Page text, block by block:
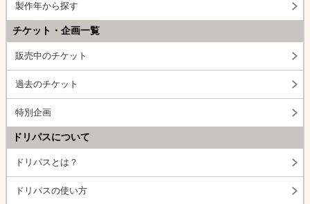
製作年から探す
チケット・企画一覧
販売中のチケット
過去のチケット
特別企画
ドリパスについて
ドリパスとは？
ドリパスの使い方